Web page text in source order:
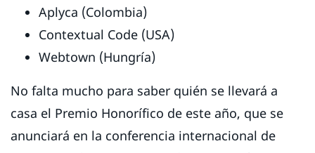
Aplyca (Colombia)
Contextual Code (USA)
Webtown (Hungría)
No falta mucho para saber quién se llevará a
casa el Premio Honorífico de este año, que se
anunciará en la conferencia internacional de